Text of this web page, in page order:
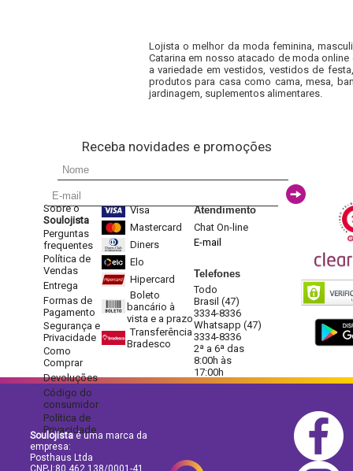
Lojista o melhor da moda feminina,
Catarina em nosso atacado de moda
a variedade em vestidos, vestidos de
produtos para casa como cama, mesa,
jardinagem, suplementos alimentares.
Receba novidades e promoções
Sobre o
Soulojista
Perguntas
frequentes
Política de
Vendas
Entrega
Formas de
Pagamento
Segurança e
Privacidade
Como
Comprar
Devoluções
Código do
consumidor
Política de
Privacidade
Visa
Mastercard
Diners
Elo
Hipercard
Boleto
bancário à
vista e a prazo
Transferência
Bradesco
Atendimento
Chat On-line
E-mail
Telefones
Todo
Brasil (47)
3334-8336
Whatsapp (47)
3334-8336
2ª a 6ª das
8:00h às
17:00h
Soulojistaé uma marca da
empresa:
Posthaus Ltda
CNPJ:80.462.138/0001-41